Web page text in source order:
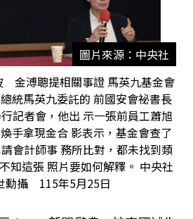
圖片來源：中央社
金溥聰提相關事證 馬英九基金會
統馬英九委託的 前國安會祕書長
記者會，他出 示一張前員工蕭旭
手拿現金合 影表示，基金會查了
會計師事 務所比對，都未找到類
知這張 照片要如何解釋。 中央社
勳攝 115年5月25日